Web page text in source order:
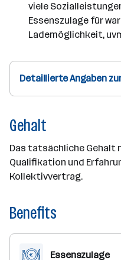
viele
Essenszulage für
Lademöglichkeit,
Detaillierte Angaben
Gehalt
Das tatsächliche Gehalt
Qualifikation und
Kollektivvertrag.
Benefits
Essenszulage